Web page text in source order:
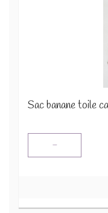
Sac banane toile
-